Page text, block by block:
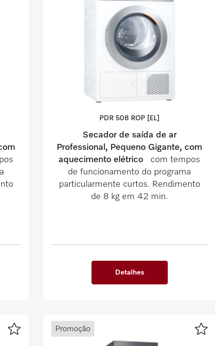
PDR 508 ROP [EL]
Secador de saída de ar
Professional, Pequeno Gigante, com
aquecimento elétrico com tempos
de funcionamento do programa
particularmente curtos. Rendimento
de 8 kg em 42 min.
Detalhes
Promoção